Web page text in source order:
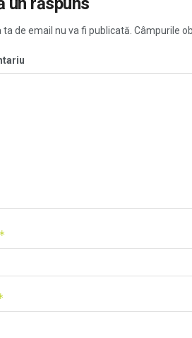
ta de email nu va fi publicată. Câmpurile
*